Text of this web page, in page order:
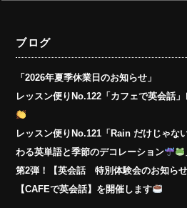
ブログ
「2026年夏季休業日のお知らせ」
レッスン便りNo.122「カフェで英会話
レッスン便りNo.121「Rain だけじゃな
わる英単語と季節のデコレーション
第2弾！【英会話 特別体験会のお知らせ
【CAFEで英会話】を開催します